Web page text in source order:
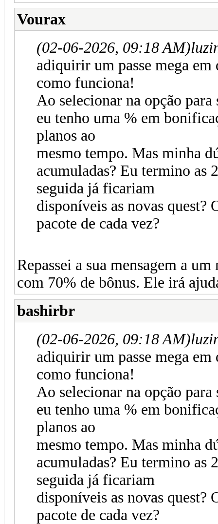
Vourax
(02-06-2026, 09:18 AM)
adiquirir um passe mega
como funciona!
Ao selecionar na opção
eu tenho uma % em
planos ao
mesmo tempo. Mas minha
acumuladas? Eu termino as
seguida já ficariam
disponíveis as novas
pacote de cada vez?
Repassei a sua mensagem a
com 70% de bônus. Ele irá
bashirbr
(02-06-2026, 09:18 AM)
adiquirir um passe mega
como funciona!
Ao selecionar na opção
eu tenho uma % em
planos ao
mesmo tempo. Mas minha
acumuladas? Eu termino as
seguida já ficariam
disponíveis as novas
pacote de cada vez?